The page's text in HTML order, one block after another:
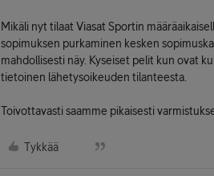
Mikäli nyt tilaat Viasat Sportin
sopimuksen purkaminen kesken
mahdollisesti näy. Kyseiset pelit kun ovat
tietoinen lähetysoikeuden tilanteesta.
Toivottavasti saamme pikaisesti
Tykkää